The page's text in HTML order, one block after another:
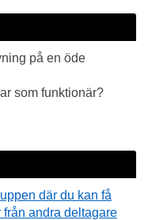
på en öde
som funktionär?
där du kan få
andra deltagare